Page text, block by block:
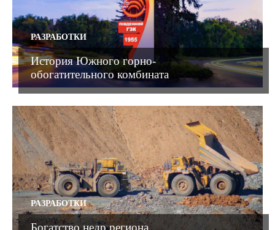
РАЗРАБОТКИ
История Южного горно-
обогатительного комбината
РАЗРАБОТКИ
Богатство недр региона